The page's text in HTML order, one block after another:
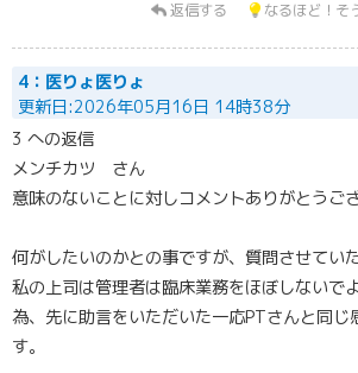
返信する なるほど！そ
4：医りょ医りょ
更新日:2026年05月16日 14時38分
3 への返信
メンチカツ さん
意味のないことに対しコメントありがとうござ
何がしたいのかとの事ですが、質問させてい
私の上司は管理者は臨床業務をほぼしないで
為、先に助言をいただいた一応PTさんと同じ
す。